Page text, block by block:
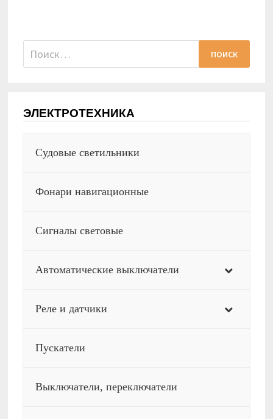
Найти:
ЭЛЕКТРОТЕХНИКА
Судовые светильники
Фонари навигационные
Сигналы световые
Автоматические выключатели
Реле и датчики
Пускатели
Выключатели, переключатели